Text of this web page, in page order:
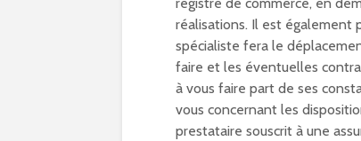
réalisations. Il est également
spécialiste fera le
faire et les éventuelles
à vous faire part de ses
vous concernant les
prestataire souscrit à une